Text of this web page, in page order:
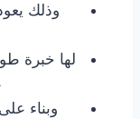
وذلك
لها خبرة
وبناء